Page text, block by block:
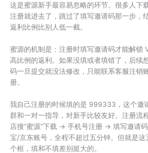
这是蜜源新手最容易忽略的环节。很多人下
注册就进去了，跳过了填写邀请码那一步，
返利比例比别人低一截。
蜜源的机制是：注册时填写邀请码才能解锁
高比例的返利。如果没填或者填错了，后
码一旦提交就没法修改，只能联系客服注销
册。
我自己注册的时候填的是 999333，这个邀
群和一对一指导，对新手比较友好。注册流
店搜”蜜源”下载 → 手机号注册 → 填写邀请
宝/京东账号，全程不超过五分钟。但就是这
个框，填和不填差别挺大的。